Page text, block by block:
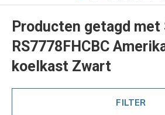
Producten getagd met
RS7778FHCBC
koelkast Zwart
FILTER